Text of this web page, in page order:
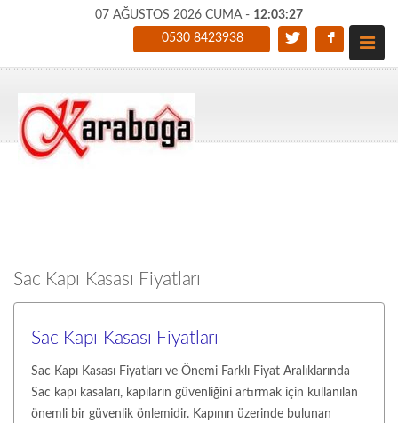
07 AĞUSTOS 2026 CUMA - 12:03:28
0530 8423938
Sac Kapı Kasası Fiyatları
Sac Kapı Kasası Fiyatları
Sac Kapı Kasası Fiyatları ve Önemi Farklı Fiyat Aralıklarında
Sac kapı kasaları, kapıların güvenliğini artırmak için kullanılan
önemli bir güvenlik önlemidir. Kapının üzerinde bulunan